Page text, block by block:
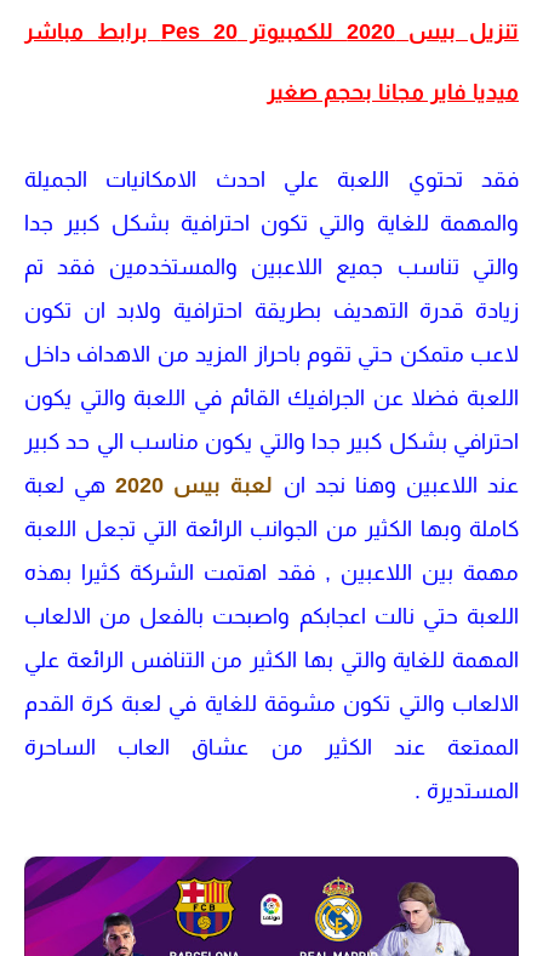
تنزيل بيس 2020 للكمبيوتر Pes 20 برابط مباشر
ميديا فاير مجانا بحجم صغير
فقد تحتوي اللعبة علي احدث الامكانيات الجميلة
والمهمة للغاية والتي تكون احترافية بشكل كبير جدا
والتي تناسب جميع اللاعبين والمستخدمين فقد تم
زيادة قدرة التهديف بطريقة احترافية ولابد ان تكون
لاعب متمكن حتي تقوم باحراز المزيد من الاهداف داخل
اللعبة فضلا عن الجرافيك القائم في اللعبة والتي يكون
احترافي بشكل كبير جدا والتي يكون مناسب الي حد كبير
عند اللاعبين وهنا نجد ان لعبة بيس 2020
هي لعبة
كاملة وبها الكثير من الجوانب الرائعة التي تجعل اللعبة
مهمة بين اللاعبين , فقد اهتمت الشركة كثيرا بهذه
اللعبة حتي نالت اعجابكم واصبحت بالفعل من الالعاب
المهمة للغاية والتي بها الكثير من التنافس الرائعة علي
الالعاب والتي تكون مشوقة للغاية في لعبة كرة القدم
الممتعة عند الكثير من عشاق العاب الساحرة
المستديرة .